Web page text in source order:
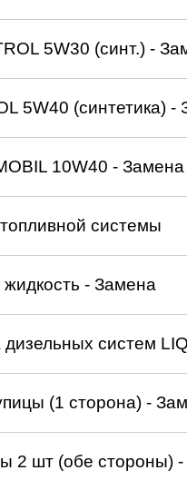
5W30 (синт.) -
5W40 (синтетика) -
10W40 - Замена
системы
- Замена
систем
(1 сторона) -
2 шт (обе стороны)